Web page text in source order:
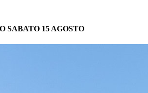
SABATO 15 AGOSTO